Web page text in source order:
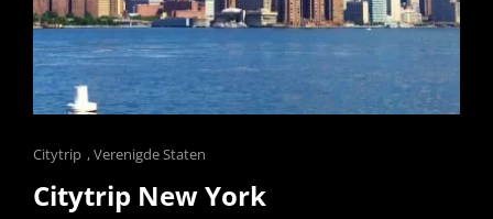
Cat
Links
Citytrip ,Verenigde Staten
Citytrip New York